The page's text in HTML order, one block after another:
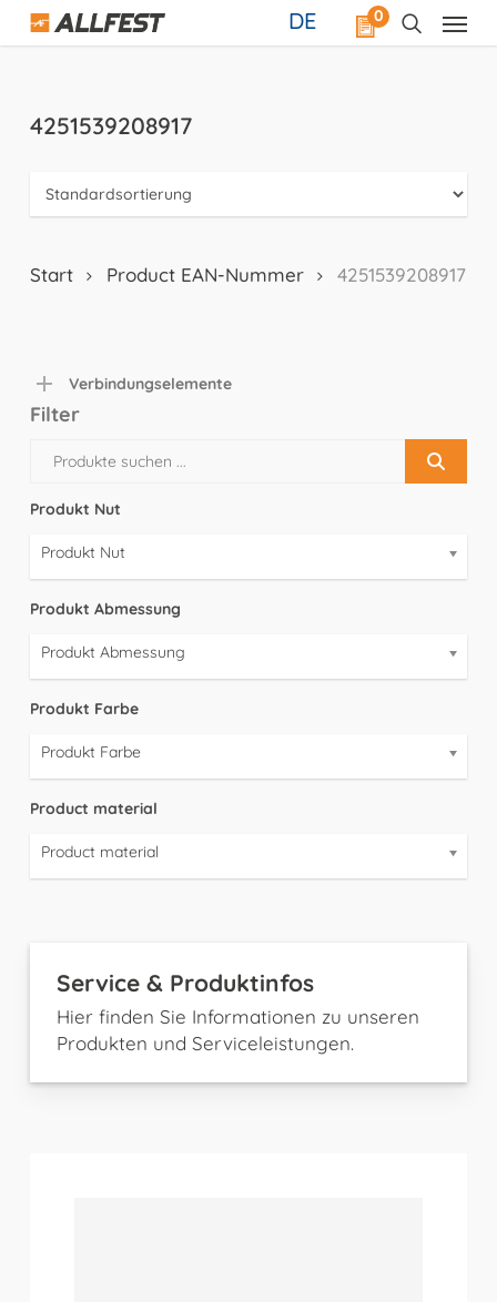
Skip
0
DE
4251539208917
Start Product EAN-Nummer 4251539208917
Verbindungselemente
Filter
Produkt Nut
Produkt Nut
Produkt Abmessung
Produkt Abmessung
Produkt Farbe
Produkt Farbe
Product material
Product material
Service & Produktinfos
Hier finden Sie Informationen zu unseren
Produkten und Serviceleistungen.